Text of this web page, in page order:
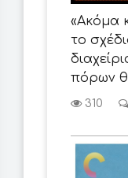
«Ακόμα
το
πόρων
310